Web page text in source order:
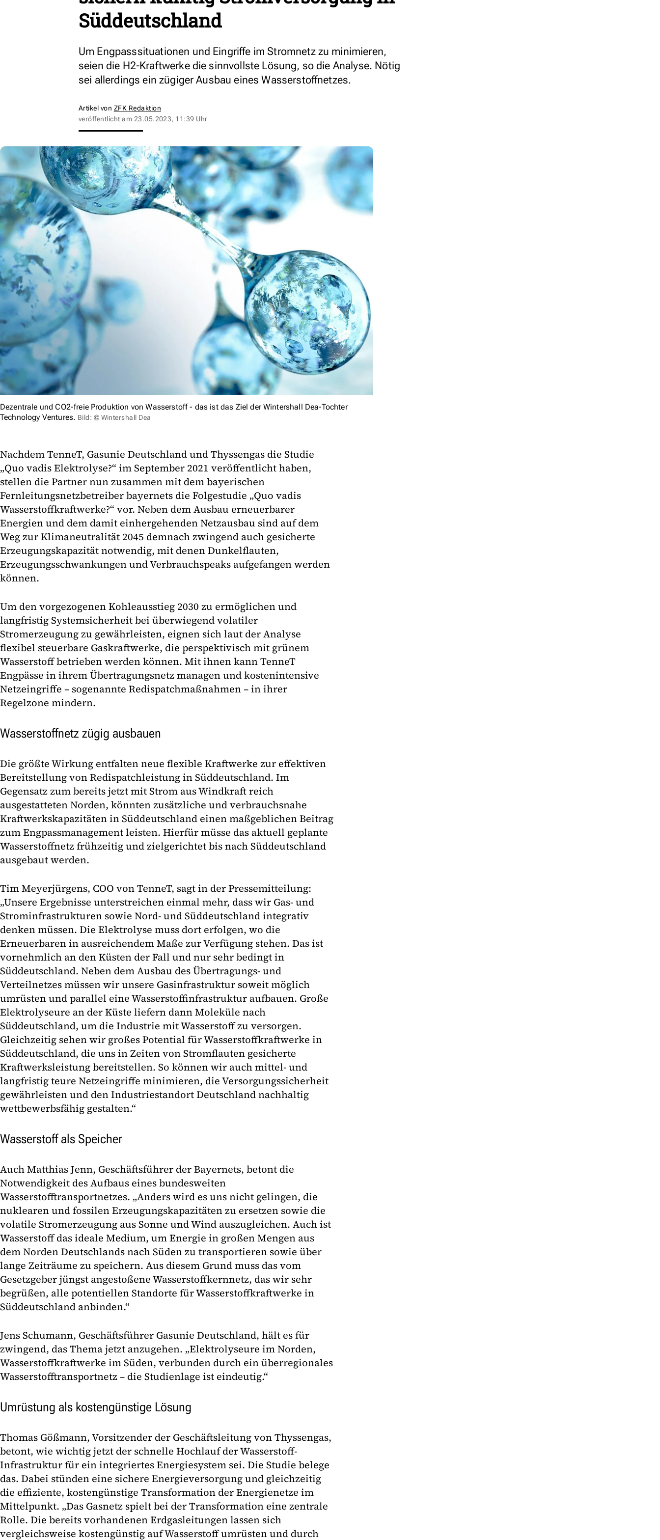
Süddeutschland
Um Engpasssituationen und Eingriffe im Stromnetz zu minimieren,
seien die H2-Kraftwerke die sinnvollste Lösung, so die Analyse. Nötig
sei allerdings ein zügiger Ausbau eines Wasserstoffnetzes.
Artikel von ZFK Redaktion
veröffentlicht am 23.05.2023, 11:39 Uhr
Dezentrale und CO2-freie Produktion von Wasserstoff - das ist das Ziel der Wintershall Dea-Tochter
Technology Ventures. Bild: © Wintershall Dea
Nachdem TenneT, Gasunie Deutschland und Thyssengas die Studie
„Quo vadis Elektrolyse?“ im September 2021 veröffentlicht haben,
stellen die Partner nun zusammen mit dem bayerischen
Fernleitungsnetzbetreiber bayernets die Folgestudie „Quo vadis
Wasserstoffkraftwerke?“ vor. Neben dem Ausbau erneuerbarer
Energien und dem damit einhergehenden Netzausbau sind auf dem
Weg zur Klimaneutralität 2045 demnach zwingend auch gesicherte
Erzeugungskapazität notwendig, mit denen Dunkelflauten,
Erzeugungsschwankungen und Verbrauchspeaks aufgefangen werden
können.
Um den vorgezogenen Kohleausstieg 2030 zu ermöglichen und
langfristig Systemsicherheit bei überwiegend volatiler
Stromerzeugung zu gewährleisten, eignen sich laut der Analyse
flexibel steuerbare Gaskraftwerke, die perspektivisch mit grünem
Wasserstoff betrieben werden können. Mit ihnen kann TenneT
Engpässe in ihrem Übertragungsnetz managen und kostenintensive
Netzeingriffe – sogenannte Redispatchmaßnahmen – in ihrer
Regelzone mindern.
Wasserstoffnetz zügig ausbauen
Die größte Wirkung entfalten neue flexible Kraftwerke zur effektiven
Bereitstellung von Redispatchleistung in Süddeutschland. Im
Gegensatz zum bereits jetzt mit Strom aus Windkraft reich
ausgestatteten Norden, könnten zusätzliche und verbrauchsnahe
Kraftwerkskapazitäten in Süddeutschland einen maßgeblichen Beitrag
zum Engpassmanagement leisten. Hierfür müsse das aktuell geplante
Wasserstoffnetz frühzeitig und zielgerichtet bis nach Süddeutschland
ausgebaut werden.
Tim Meyerjürgens, COO von TenneT, sagt in der Pressemitteilung:
„Unsere Ergebnisse unterstreichen einmal mehr, dass wir Gas- und
Strominfrastrukturen sowie Nord- und Süddeutschland integrativ
denken müssen. Die Elektrolyse muss dort erfolgen, wo die
Erneuerbaren in ausreichendem Maße zur Verfügung stehen. Das ist
vornehmlich an den Küsten der Fall und nur sehr bedingt in
Süddeutschland. Neben dem Ausbau des Übertragungs- und
Verteilnetzes müssen wir unsere Gasinfrastruktur soweit möglich
umrüsten und parallel eine Wasserstoffinfrastruktur aufbauen. Große
Elektrolyseure an der Küste liefern dann Moleküle nach
Süddeutschland, um die Industrie mit Wasserstoff zu versorgen.
Gleichzeitig sehen wir großes Potential für Wasserstoffkraftwerke in
Süddeutschland, die uns in Zeiten von Stromflauten gesicherte
Kraftwerksleistung bereitstellen. So können wir auch mittel- und
langfristig teure Netzeingriffe minimieren, die Versorgungssicherheit
gewährleisten und den Industriestandort Deutschland nachhaltig
wettbewerbsfähig gestalten.“
Wasserstoff als Speicher
Auch Matthias Jenn, Geschäftsführer der Bayernets, betont die
Notwendigkeit des Aufbaus eines bundesweiten
Wasserstofftransportnetzes. „Anders wird es uns nicht gelingen, die
nuklearen und fossilen Erzeugungskapazitäten zu ersetzen sowie die
volatile Stromerzeugung aus Sonne und Wind auszugleichen. Auch ist
Wasserstoff das ideale Medium, um Energie in großen Mengen aus
dem Norden Deutschlands nach Süden zu transportieren sowie über
lange Zeiträume zu speichern. Aus diesem Grund muss das vom
Gesetzgeber jüngst angestoßene Wasserstoffkernnetz, das wir sehr
begrüßen, alle potentiellen Standorte für Wasserstoffkraftwerke in
Süddeutschland anbinden.“
Jens Schumann, Geschäftsführer Gasunie Deutschland, hält es für
zwingend, das Thema jetzt anzugehen. „Elektrolyseure im Norden,
Wasserstoffkraftwerke im Süden, verbunden durch ein überregionales
Wasserstofftransportnetz – die Studienlage ist eindeutig.“
Umrüstung als kostengünstige Lösung
Thomas Gößmann, Vorsitzender der Geschäftsleitung von Thyssengas,
betont, wie wichtig jetzt der schnelle Hochlauf der Wasserstoff-
Infrastruktur für ein integriertes Energiesystem sei. Die Studie belege
das. Dabei stünden eine sichere Energieversorgung und gleichzeitig
die effiziente, kostengünstige Transformation der Energienetze im
Mittelpunkt. „Das Gasnetz spielt bei der Transformation eine zentrale
Rolle. Die bereits vorhandenen Erdgasleitungen lassen sich
vergleichsweise kostengünstig auf Wasserstoff umrüsten und durch